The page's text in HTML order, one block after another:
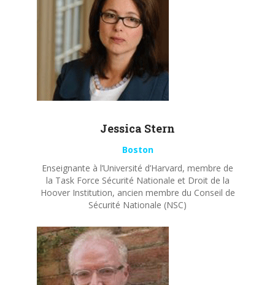
Jessica Stern
Boston
Enseignante à l’Université d’Harvard, membre de
la Task Force Sécurité Nationale et Droit de la
Hoover Institution, ancien membre du Conseil de
Sécurité Nationale (NSC)